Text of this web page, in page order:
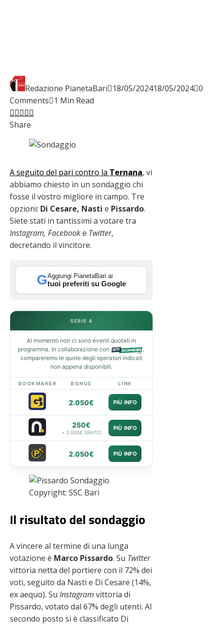
Redazione PianetaBari 18/05/202418/05/2024 0
Comments 1 Min Read
Facebook
Twitter
LinkedIn
Pinterest
Stumbleupon
Share
A seguito del pari contro la Ternana, vi
abbiamo chiesto in un sondaggio chi
fosse il vostro migliore in campo. Tre
opzioni: Di Cesare, Nasti e Pissardo.
Siete stati in tantissimi a votare tra
Instagram, Facebooke Twitter,
decretando il vincitore.
GAggiungi PianetaBari ai
tuoi preferiti su Google
SERIE A
Al momento non ci sono eventi quotati in
programma. In collaborazione con
,
compareremo le quote degli operatori indicati
non appena disponibili.
BOOKMAKER BONUS LINK
2.050€ PIÙ INFO
250€
+ 2.000€ GRATIS
PIÙ INFO
2.050€ PIÙ INFO
Copyright: SSC Bari
Il risultato del sondaggio
A vincere al termine di una lunga
votazione è Marco Pissardo. Su Twitter
vittoria netta del portiere con il 72% dei
voti, seguito da Nasti e Di Cesare (14%,
ex aequo). Su Instagram vittoria di
Pissardo, votato dal 67% degli utenti. Al
secondo posto si è classificato Di